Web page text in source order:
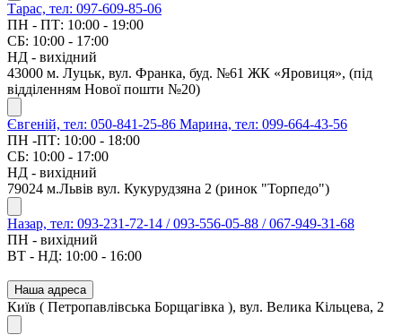
Тарас, тел: 097-609-85-06
ПН - ПТ: 10:00 - 19:00
СБ: 10:00 - 17:00
НД - вихідний
43000 м. Луцьк, вул. Франка, буд. №61 ЖК «Яровиця», (під
відділенням Нової пошти №20)
Євгеній, тел: 050-841-25-86 Марина, тел: 099-664-43-56
ПН -ПТ: 10:00 - 18:00
СБ: 10:00 - 17:00
НД - вихідний
79024 м.Львів вул. Кукурудзяна 2 (ринок "Торпедо")
Назар, тел: 093-231-72-14 / 093-556-05-88 / 067-949-31-68
ПН - вихідний
ВТ - НД: 10:00 - 16:00
Наша адреса
Київ ( Петропавлівська Борщагівка ), вул. Велика Кільцева, 2